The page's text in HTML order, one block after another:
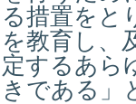
る措置をと
を教育し、
定するあら
きである」